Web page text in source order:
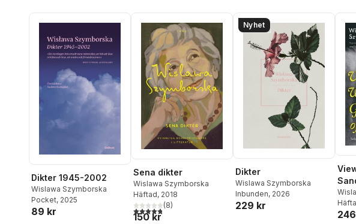
Dikter 1945-2002
Wislawa Szymborska
Pocket, 2025
89 kr
Sena dikter
Wislawa Szymborska
Häftad, 2018
4,8utav 5 stjärnor. Totalt antal röster:
(8)
150 kr
Nyhet
Dikter
Wislawa Szymborska
Inbunden, 2026
229 kr